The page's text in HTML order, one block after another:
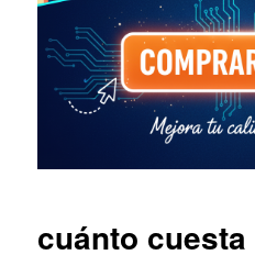
cuánto cuesta